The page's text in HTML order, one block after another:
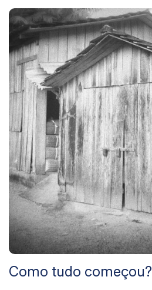
Como tudo começou?